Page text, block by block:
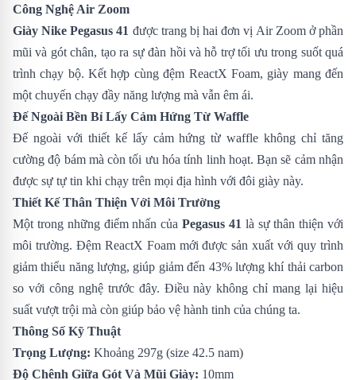
Công Nghệ Air Zoom
Giày Nike Pegasus 41 được trang bị hai đơn vị Air Zoom ở phần
mũi và gót chân, tạo ra sự đàn hồi và hỗ trợ tối ưu trong suốt quá
trình chạy bộ. Kết hợp cùng đệm ReactX Foam, giày mang đến
một chuyến chạy đầy năng lượng mà vẫn êm ái.
Đế Ngoài Bền Bỉ Lấy Cảm Hứng Từ Waffle
Đế ngoài với thiết kế lấy cảm hứng từ waffle không chỉ tăng
cường độ bám mà còn tối ưu hóa tính linh hoạt. Bạn sẽ cảm nhận
được sự tự tin khi chạy trên mọi địa hình với đôi giày này.
Thiết Kế Thân Thiện Với Môi Trường
Một trong những điểm nhấn của Pegasus 41 là sự thân thiện với
môi trường. Đệm ReactX Foam mới được sản xuất với quy trình
giảm thiểu năng lượng, giúp giảm đến 43% lượng khí thải carbon
so với công nghệ trước đây. Điều này không chỉ mang lại hiệu
suất vượt trội mà còn giúp bảo vệ hành tinh của chúng ta.
Thông Số Kỹ Thuật
Trọng Lượng: Khoảng 297g (size 42.5 nam)
Độ Chênh Giữa Gót Và Mũi Giày: 10mm